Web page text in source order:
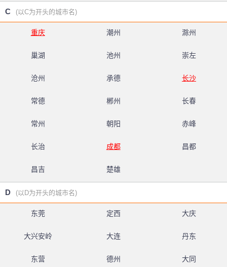
C (以C为开头的城市名)
重庆 潮州 滁州
巢湖 池州 崇左
沧州 承德 长沙
常德 郴州 长春
常州 朝阳 赤峰
长治 成都 昌都
昌吉 楚雄
D (以D为开头的城市名)
东莞 定西 大庆
大兴安岭 大连 丹东
东营 德州 大同